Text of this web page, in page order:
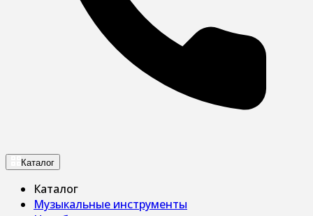
Каталог
Каталог
Музыкальные инструменты